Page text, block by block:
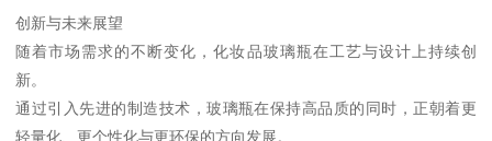
创新与未来展望
随着市场需求的不断变化，化妆品玻璃瓶在工艺与设计上持续创
新。
通过引入先进的制造技术，玻璃瓶在保持高品质的同时，正朝着更
轻量化、更个性化与更环保的方向发展。